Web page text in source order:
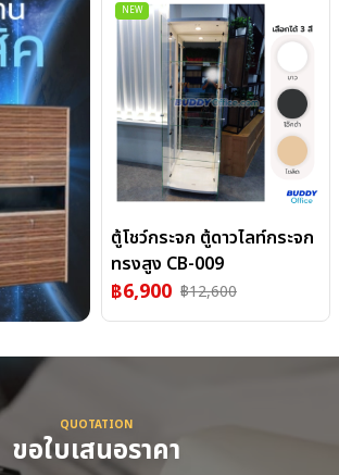
NEW
ตู้โชว์กระจก ตู้ดาวไลท์กระจก
ทรงสูง CB-009
฿6,900 ฿12,600
QUOTATION
ขอใบเสนอราคา